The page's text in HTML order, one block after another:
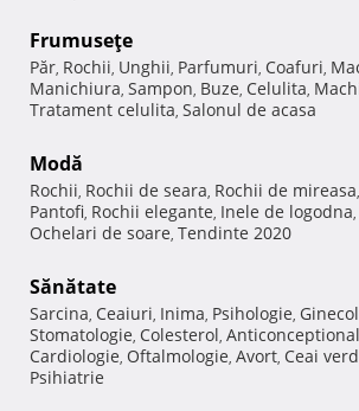
Frumuseţe
Păr, Rochii, Unghii, Parfumuri, Coafuri,
Manichiura, Sampon, Buze, Celulita,
Tratament celulita, Salonul de acasa
Modă
Rochii, Rochii de seara, Rochii de mireasa,
Pantofi, Rochii elegante, Inele de logodna,
Ochelari de soare, Tendinte 2020
Sănătate
Sarcina, Ceaiuri, Inima, Psihologie,
Stomatologie, Colesterol,
Cardiologie, Oftalmologie, Avort, Ceai
Psihiatrie